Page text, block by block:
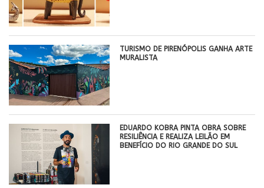
TURISMO DE PIRENÓPOLIS GANHA ARTE
MURALISTA
EDUARDO KOBRA PINTA OBRA SOBRE
RESILIÊNCIA E REALIZA LEILÃO EM
BENEFÍCIO DO RIO GRANDE DO SUL